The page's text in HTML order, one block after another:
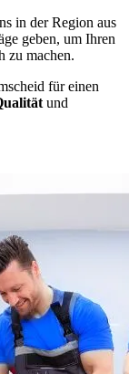
in der Region aus
geben, um Ihren
zu machen.
für einen
und